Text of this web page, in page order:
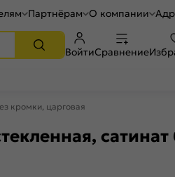
Партнёрам О компании
ВойтиСравнение
кромки, царговая